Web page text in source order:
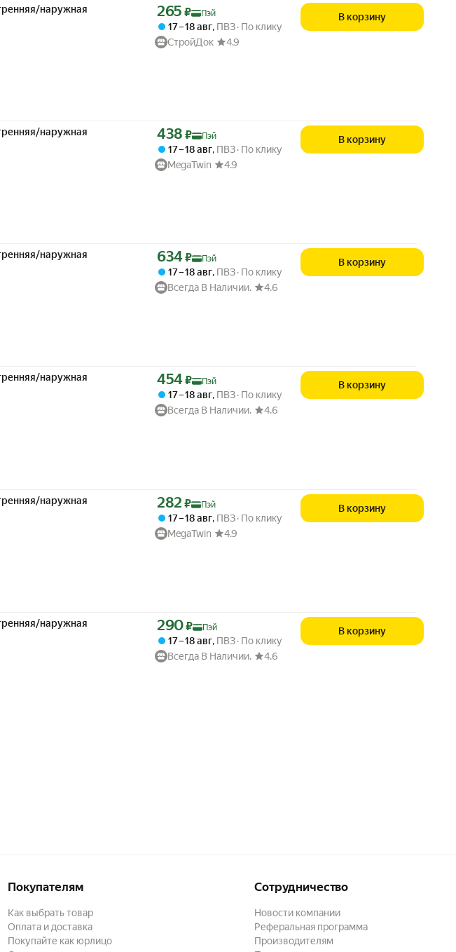
наружная
Цена с картой Яндекс Пэй 265 ₽ вместо
265 ₽ Пэй
17 – 18 авг, ПВЗ По клику
СтройДок
4.9
В корзину
наружная
Цена с картой Яндекс Пэй 438 ₽ вместо
438 ₽ Пэй
17 – 18 авг, ПВЗ По клику
MegaTwin
4.9
В корзину
наружная
Цена с картой Яндекс Пэй 634 ₽ вместо
634 ₽ Пэй
17 – 18 авг, ПВЗ По клику
Всегда В Наличии.
4.6
В корзину
наружная
Цена с картой Яндекс Пэй 454 ₽ вместо
454 ₽ Пэй
17 – 18 авг, ПВЗ По клику
Всегда В Наличии.
4.6
В корзину
наружная
Цена с картой Яндекс Пэй 282 ₽ вместо
282 ₽ Пэй
17 – 18 авг, ПВЗ По клику
MegaTwin
4.9
В корзину
наружная
Цена с картой Яндекс Пэй 290 ₽ вместо
290₽ Пэй
17 – 18 авг, ПВЗ По клику
Всегда В Наличии.
4.6
В корзину
Покупателям
Как выбрать товар
Оплата и доставка
Покупайте как юрлицо
Сотрудничество
Новости компании
Реферальная программа
Производителям